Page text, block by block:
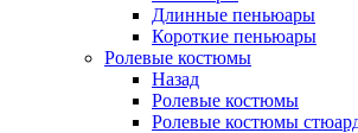
Длинные пеньюары
Короткие пеньюары
Ролевые костюмы
Назад
Ролевые костюмы
Ролевые костюмы